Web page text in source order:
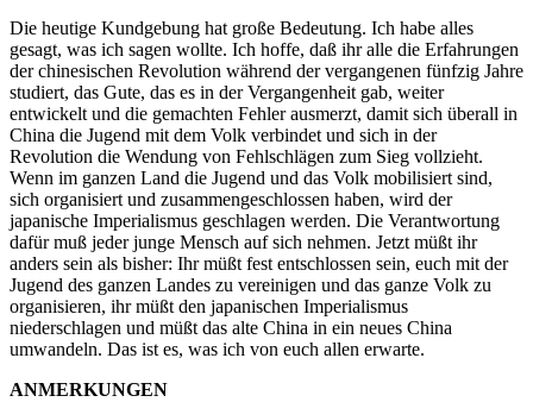
Die heutige Kundgebung hat große Bedeutung. Ich habe alles
gesagt, was ich sagen wollte. Ich hoffe, daß ihr alle die Erfahrungen
der chinesischen Revolution während der vergangenen fünfzig Jahre
studiert, das Gute, das es in der Vergangenheit gab, weiter
entwickelt und die gemachten Fehler ausmerzt, damit sich überall in
China die Jugend mit dem Volk verbindet und sich in der
Revolution die Wendung von Fehlschlägen zum Sieg vollzieht.
Wenn im ganzen Land die Jugend und das Volk mobilisiert sind,
sich organisiert und zusammengeschlossen haben, wird der
japanische Imperialismus geschlagen werden. Die Verantwortung
dafür muß jeder junge Mensch auf sich nehmen. Jetzt müßt ihr
anders sein als bisher: Ihr müßt fest entschlossen sein, euch mit der
Jugend des ganzen Landes zu vereinigen und das ganze Volk zu
organisieren, ihr müßt den japanischen Imperialismus
niederschlagen und müßt das alte China in ein neues China
umwandeln. Das ist es, was ich von euch allen erwarte.
ANMERKUNGEN